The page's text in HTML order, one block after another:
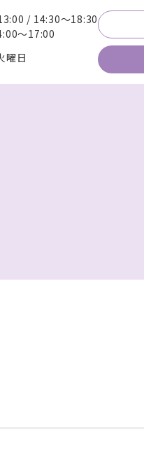
/ 14:30～18:30
～17:00
曜日